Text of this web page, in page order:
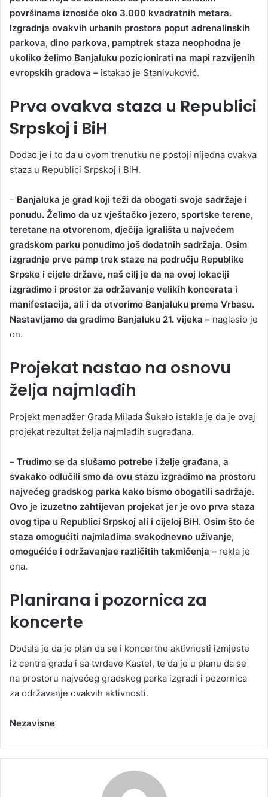
površinama iznosiće oko 3.000 kvadratnih metara.
Izgradnja ovakvih urbanih prostora poput adrenalinskih
parkova, dino parkova, pamptrek staza neophodna je
ukoliko želimo Banjaluku pozicionirati na mapi razvijenih
evropskih gradova – istakao je Stanivuković.
Prva ovakva staza u Republici
Srpskoj i BiH
Dodao je i to da u ovom trenutku ne postoji nijedna ovakva
staza u Republici Srpskoj i BiH.
– Banjaluka je grad koji teži da obogati svoje sadržaje i
ponudu. Želimo da uz vještačko jezero, sportske terene,
teretane na otvorenom, dječija igrališta u najvećem
gradskom parku ponudimo još dodatnih sadržaja. Osim
izgradnje prve pamp trek staze na području Republike
Srpske i cijele države, naš cilj je da na ovoj lokaciji
izgradimo i prostor za održavanje velikih koncerata i
manifestacija, ali i da otvorimo Banjaluku prema Vrbasu.
Nastavljamo da gradimo Banjaluku 21. vijeka – naglasio je
on.
Projekat nastao na osnovu
želja najmlađih
Projekt menadžer Grada Milada Šukalo istakla je da je ovaj
projekat rezultat želja najmlađih sugrađana.
– Trudimo se da slušamo potrebe i želje građana, a
svakako odlučili smo da ovu stazu izgradimo na prostoru
najvećeg gradskog parka kako bismo obogatili sadržaje.
Ovo je izuzetno zahtijevan projekat jer je ovo prva staza
ovog tipa u Republici Srpskoj ali i cijeloj BiH. Osim što će
staza omogućiti najmlađima svakodnevno uživanje,
omogućiće i održavanjae različitih takmičenja – rekla je
ona.
Planirana i pozornica za
koncerte
Dodala je da je plan da se i koncertne aktivnosti izmjeste
iz centra grada i sa tvrđave Kastel, te da je u planu da se
na prostoru najvećeg gradskog parka izgradi i pozornica
za održavanje ovakvih aktivnosti.
Nezavisne